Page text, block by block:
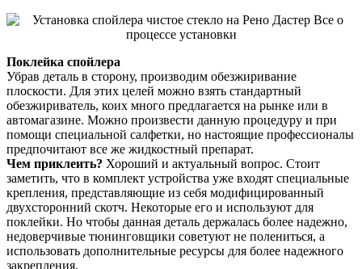
Поклейка спойлера
Убрав деталь в сторону, производим обезжиривание
плоскости. Для этих целей можно взять стандартный
обезжириватель, коих много предлагается на рынке или в
автомагазине. Можно произвести данную процедуру и при
помощи специальной салфетки, но настоящие профессионалы
предпочитают все же жидкостный препарат.
Чем приклеить? Хороший и актуальный вопрос. Стоит
заметить, что в комплект устройства уже входят специальные
крепления, представляющие из себя модифицированный
двухсторонний скотч. Некоторые его и используют для
поклейки. Но чтобы данная деталь держалась более надежно,
недоверчивые тюнинговщики советуют не полениться, а
использовать дополнительные ресурсы для более надежного
закрепления.